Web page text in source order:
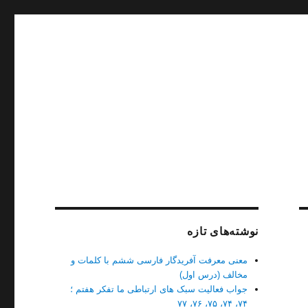
نوشته‌های تازه
معنی معرفت آفریدگار فارسی ششم با کلمات و
مخالف (درس اول)
جواب فعالیت سبک های ارتباطی ما تفکر هفتم ؛
۷۴، ۷۴، ۷۵، ۷۶، ۷۷